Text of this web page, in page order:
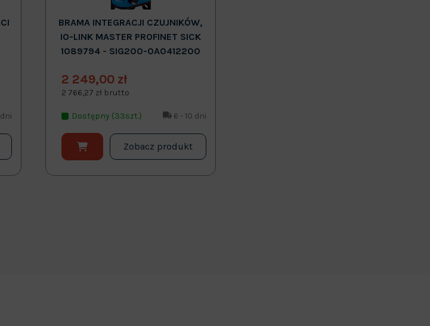
BRAMA INTEGRACJI CZUJNIKÓW,
IO-LINK MASTER PROFINET SICK
1089794 - SIG200-0A0412200
2 249,00 zł
2 766,27 zł brutto
Dostępny (33szt.) 6 - 10 dni
Zobacz produkt